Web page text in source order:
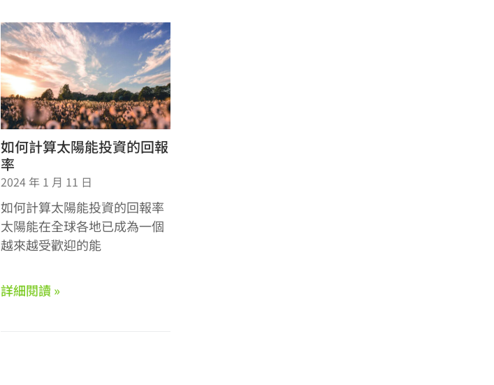
如何計算太陽能投資的回報
率
2024 年 1 月 11 日
如何計算太陽能投資的回報率
太陽能在全球各地已成為一個
越來越受歡迎的能
詳細閱讀 »